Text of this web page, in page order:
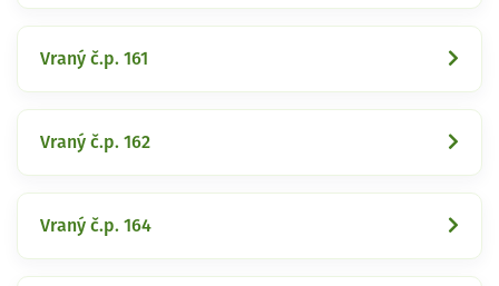
Vraný č.p. 161
Vraný č.p. 162
Vraný č.p. 164